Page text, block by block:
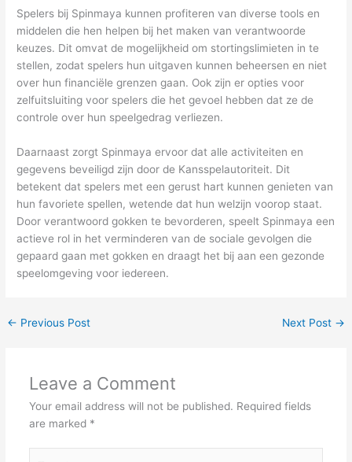
Spelers bij Spinmaya kunnen profiteren van diverse tools en
middelen die hen helpen bij het maken van verantwoorde
keuzes. Dit omvat de mogelijkheid om stortingslimieten in te
stellen, zodat spelers hun uitgaven kunnen beheersen en niet
over hun financiële grenzen gaan. Ook zijn er opties voor
zelfuitsluiting voor spelers die het gevoel hebben dat ze de
controle over hun speelgedrag verliezen.
Daarnaast zorgt Spinmaya ervoor dat alle activiteiten en
gegevens beveiligd zijn door de Kansspelautoriteit. Dit
betekent dat spelers met een gerust hart kunnen genieten van
hun favoriete spellen, wetende dat hun welzijn voorop staat.
Door verantwoord gokken te bevorderen, speelt Spinmaya een
actieve rol in het verminderen van de sociale gevolgen die
gepaard gaan met gokken en draagt het bij aan een gezonde
speelomgeving voor iedereen.
← Previous Post Next Post →
Leave a Comment
Your email address will not be published. Required fields
are marked *